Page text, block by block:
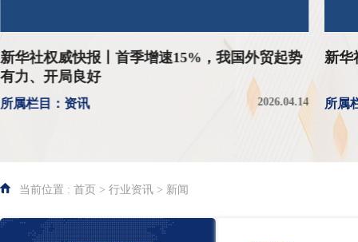
新华社权威快报丨首季增速15%，我国外贸起势
有力、开局良好
所属栏目：资讯 2026.04.14
新华
所属
当前位置 : 首页 > 行业资讯 > 新闻